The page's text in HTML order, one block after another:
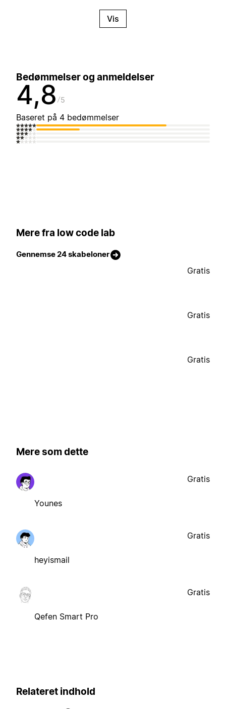
Vis
Bedømmelser og anmeldelser
4,8 5
Baseret på 4 bedømmelser
Mere fra low code lab
Gennemse 24 skabeloner
Gratis
Gratis
Gratis
Mere som dette
Younes
Gratis
heyismail
Gratis
Qefen Smart Pro
Gratis
Relateret indhold